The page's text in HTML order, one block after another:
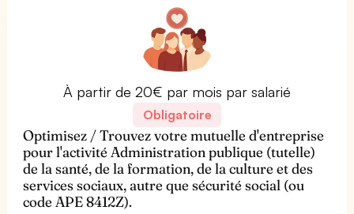
À partir de 20€ par mois par salarié
Obligatoire
Optimisez / Trouvez votre mutuelle d'entreprise
pour l'activité Administration publique (tutelle)
de la santé, de la formation, de la culture et des
services sociaux, autre que sécurité social (ou
code APE 8412Z).